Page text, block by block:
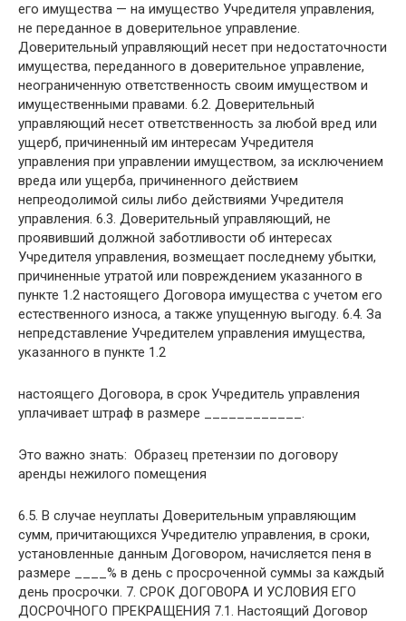
его имущества — на имущество Учредителя управления,
не переданное в доверительное управление.
Доверительный управляющий несет при недостаточности
имущества, переданного в доверительное управление,
неограниченную ответственность своим имуществом и
имущественными правами. 6.2. Доверительный
управляющий несет ответственность за любой вред или
ущерб, причиненный им интересам Учредителя
управления при управлении имуществом, за исключением
вреда или ущерба, причиненного действием
непреодолимой силы либо действиями Учредителя
управления. 6.3. Доверительный управляющий, не
проявивший должной заботливости об интересах
Учредителя управления, возмещает последнему убытки,
причиненные утратой или повреждением указанного в
пункте 1.2 настоящего Договора имущества с учетом его
естественного износа, а также упущенную выгоду. 6.4. За
непредставление Учредителем управления имущества,
указанного в пункте 1.2
настоящего Договора, в срок Учредитель управления
уплачивает штраф в размере ____________.
Это важно знать: Образец претензии по договору
аренды нежилого помещения
6.5. В случае неуплаты Доверительным управляющим
сумм, причитающихся Учредителю управления, в сроки,
установленные данным Договором, начисляется пеня в
размере ____% в день с просроченной суммы за каждый
день просрочки. 7. СРОК ДОГОВОРА И УСЛОВИЯ ЕГО
ДОСРОЧНОГО ПРЕКРАЩЕНИЯ 7.1. Настоящий Договор